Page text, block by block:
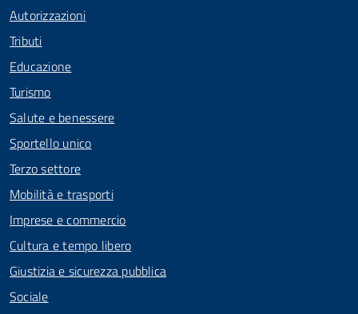
Autorizzazioni
Tributi
Educazione
Turismo
Salute e benessere
Sportello unico
Terzo settore
Mobilità e trasporti
Imprese e commercio
Cultura e tempo libero
Giustizia e sicurezza pubblica
Sociale